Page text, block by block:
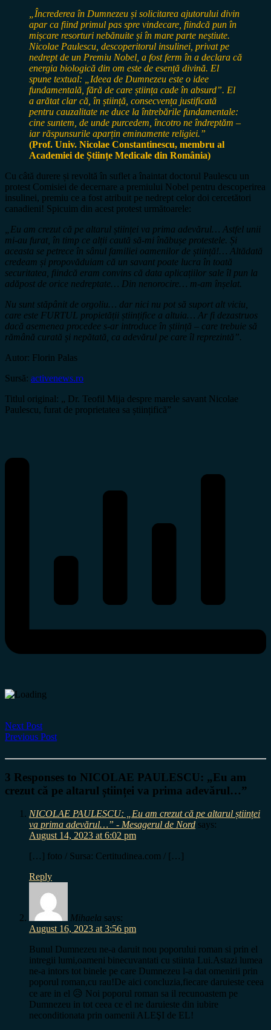
„Încrederea în Dumnezeu și solicitarea ajutorului divin
apar ca fiind primul pas spre vindecare, fiindcă pun în
mișcare resorturi nebănuite și în mare parte neștiute.
Nicolae Paulescu, descoperitorul insulinei, privat pe
nedrept de un Premiu Nobel, a fost ferm în a declara că
energia biologică din om este de esență divină. El
spune textual: „Ideea de Dumnezeu este o idee
fundamentală, fără de care știința cade în absurd”. El
a arătat clar că, în știință, consecvența justificată
pentru cauzalitate ne duce la întrebările fundamentale:
cine suntem, de unde purcedem, încotro ne îndreptăm –
iar răspunsurile aparțin eminamente religiei.”
(Prof. Univ. Nicolae Constantinescu, membru al
Academiei de Științe Medicale din România)
Cu câtă durere și revoltă în suflet a înaintat doctorul Paulescu un
protest Comisiei de decernare a premiului Nobel pentru descoperirea
insulinei, premiu ce a fost atribuit pe nedrept celor doi cercetători
canadieni! Spicuim din acest protest următoarele:
„Eu am crezut că pe altarul științei va prima adevărul… Astfel unii
mi-au furat, în timp ce alții caută să-mi înăbușe protestele. Și
aceasta se petrece în sânul familiei oamenilor de știință!… Altădată
credeam și propovăduiam că un savant poate lucra în toată
securitatea, fiindcă eram convins că data aplicațiilor sale îl pun la
adăpost de orice nedreptate… Din nenorocire… m-am înșelat.
Nu sunt stăpânit de orgoliu… dar nici nu pot să suport alt viciu,
care este FURTUL propietății științifice a altuia… Ar fi dezastruos
dacă asemenea procedee s-ar introduce în știință – care trebuie să
rămână curată și nepătată, ca adevărul pe care îl reprezintă”.
Autor: Florin Palas
Sursă: activenews.ro
Titlul original: „ Dr. Teofil Mija despre marele savant Nicolae
Paulescu, furat de proprietatea sa științifică”
Next Post
Previous Post
3 Responses to NICOLAE PAULESCU: „Eu am
crezut că pe altarul științei va prima adevărul…”
NICOLAE PAULESCU: „Eu am crezut că pe altarul științei
va prima adevărul…” - Mesagerul de Nord says:
August 14, 2023 at 6:02 pm
[…] foto / Sursa: Certitudinea.com / […]
Reply
Mihaela says:
August 16, 2023 at 3:56 pm
Bunul Dumnezeu ne-a daruit nou poporului roman si prin el
intregii lumi,oameni binecuvantati cu stiinta Lui.Astazi lumea
ne-a intors tot binele pe care Dumnezeu l-a dat omenirii prin
poporul roman,cu rau!De aici concluzia,fiecare daruieste ceea
ce are in el 😥 Noi poporul roman sa il recunoastem pe
Dumnezeu in tot ceea ce el ne daruieste din iubire
neconditionata prin oamenii ALEŞI de EL!